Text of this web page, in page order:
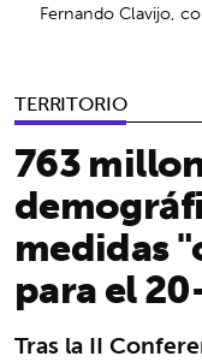
TERRITORIO
763
medidas
para el
Tras la II
Fernando Clavijo,